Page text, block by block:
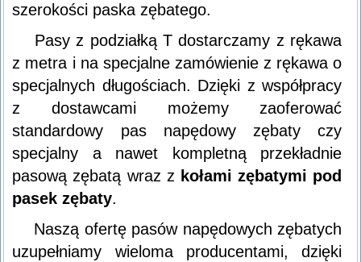
szerokości paska zębatego.
Pasy z podziałką T dostarczamy z rękawa
z metra i na specjalne zamówienie z rękawa o
specjalnych długościach. Dzięki z współpracy
z dostawcami możemy zaoferować
standardowy pas napędowy zębaty czy
specjalny a nawet kompletną przekładnie
pasową zębatą wraz z kołami zębatymi pod
pasek zębaty.
Naszą ofertę pasów napędowych zębatych
uzupełniamy wieloma producentami, dzięki